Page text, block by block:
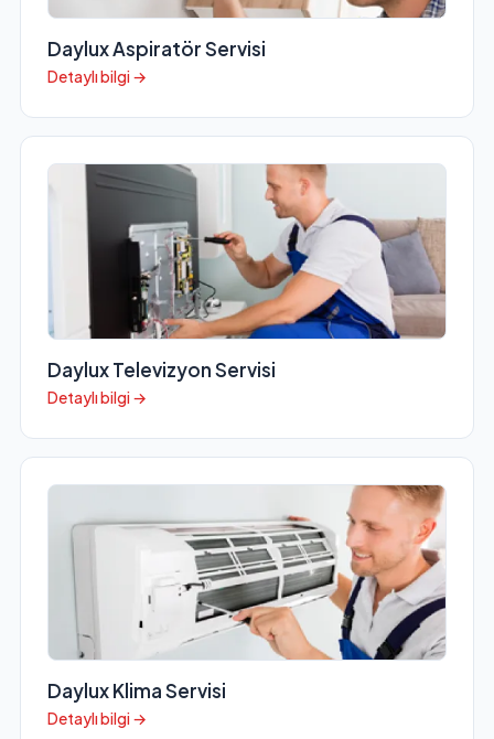
Daylux Aspiratör Servisi
Detaylı bilgi →
Daylux Televizyon Servisi
Detaylı bilgi →
Daylux Klima Servisi
Detaylı bilgi →